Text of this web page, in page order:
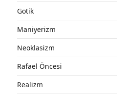
Gotik
Maniyerizm
Neoklasizm
Rafael Öncesi
Realizm